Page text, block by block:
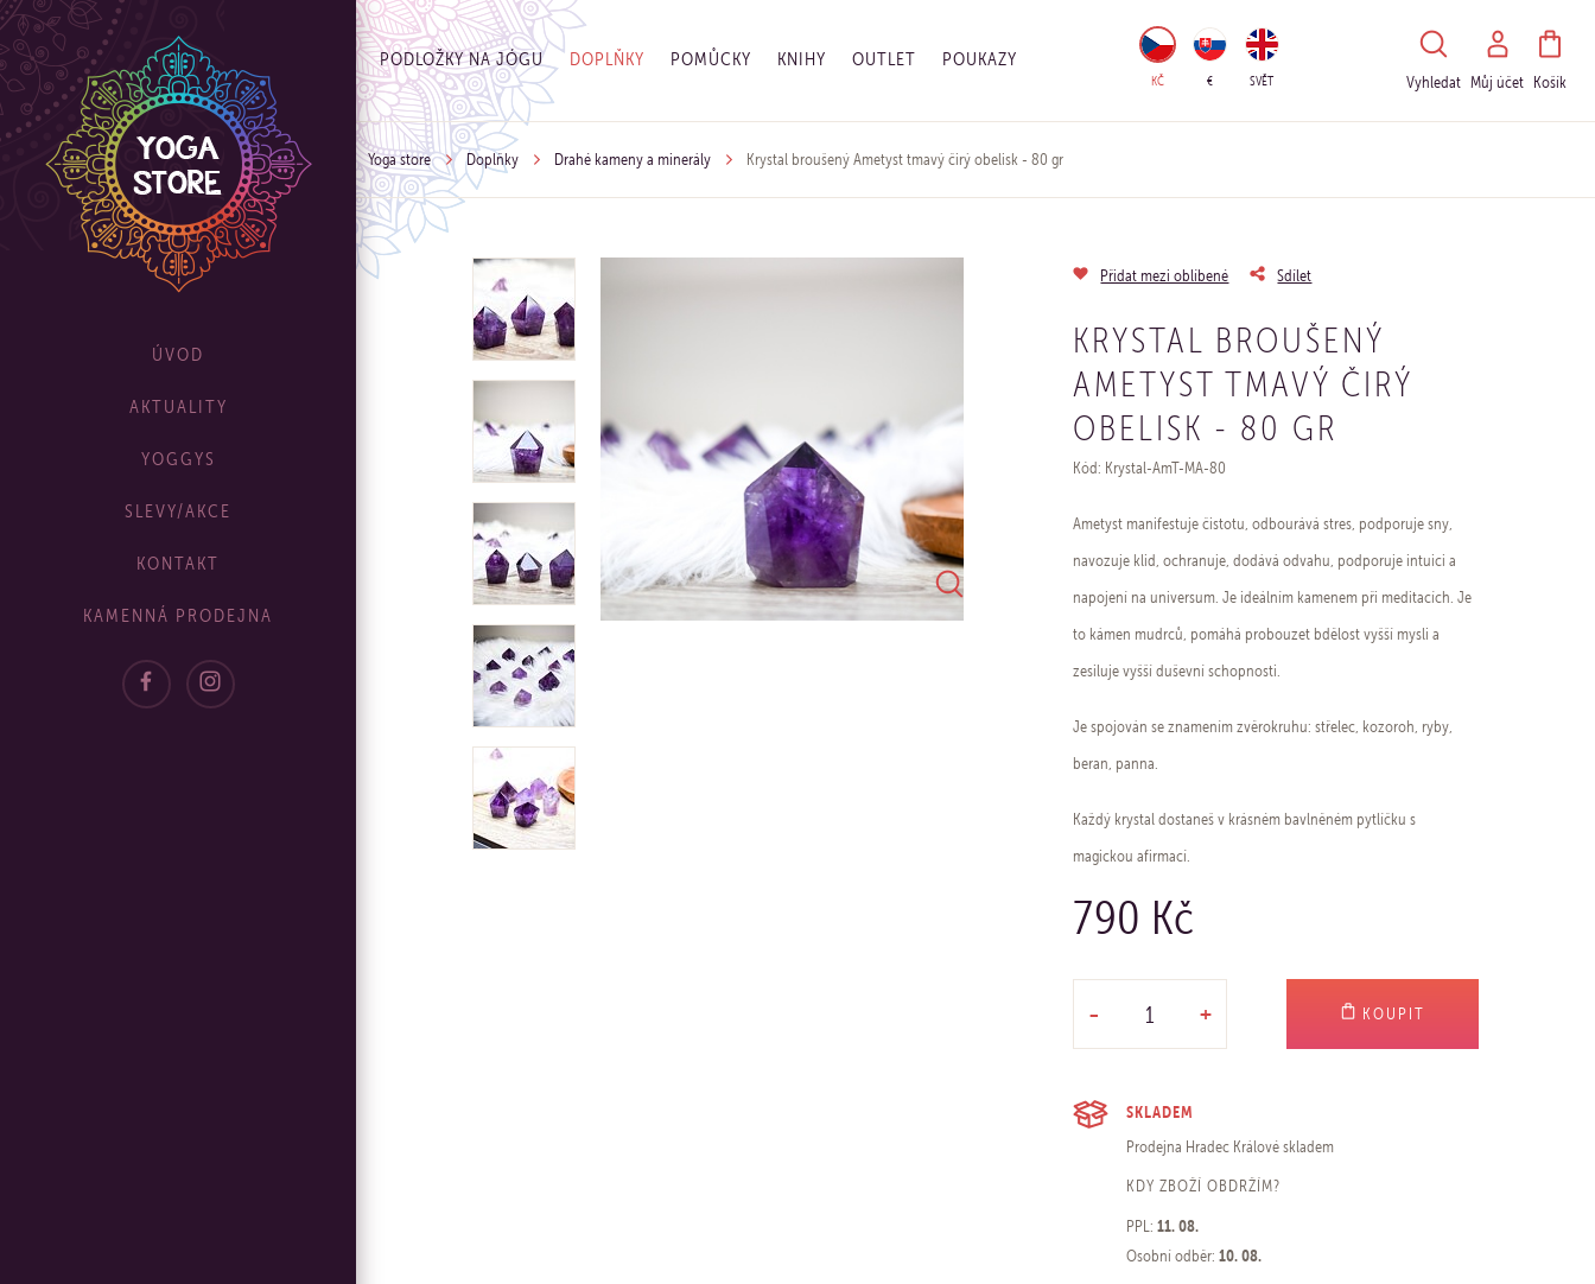
ÚVOD
AKTUALITY
YOGGYS
SLEVY/AKCE
KONTAKT
KAMENNÁ PRODEJNA
PODLOŽKY NA JÓGU DOPLŇKY POMŮCKY KNIHY OUTLET POUKAZY
KČ € SVĚT Vyhledat Můj účet Košík
Yoga store Doplňky Drahé kameny a minerály Krystal broušený Ametyst tmavý čirý obelisk - 80 gr
Přidat mezi oblíbené Sdílet
KRYSTAL BROUŠENÝ
AMETYST TMAVÝ ČIRÝ
OBELISK - 80 GR
Kód: Krystal-AmT-MA-80
Ametyst manifestuje čistotu, odbourává stres, podporuje sny,
navozuje klid, ochranuje, dodává odvahu, podporuje intuici a
napojení na universum. Je ideálním kamenem při meditacích. Je
to kámen mudrců, pomáhá probouzet bdělost vyšší mysli a
zesiluje vyšší duševní schopnosti.
Je spojován se znamením zvěrokruhu: střelec, kozoroh, ryby,
beran, panna.
Každý krystal dostaneš v krásném bavlněném pytlíčku s
magickou afirmací.
790 Kč
- + KOUPIT
SKLADEM
Prodejna Hradec Královéskladem
KDY ZBOŽÍ OBDRŽÍM?
PPL:11. 08.
Osobní odběr:10. 08.